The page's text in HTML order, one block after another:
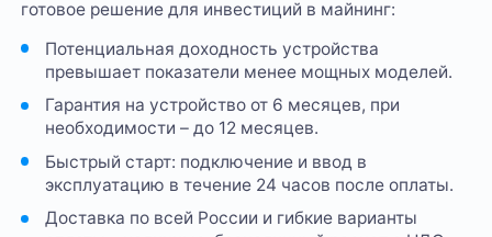
готовое решение для инвестиций в майнинг:
Потенциальная доходность устройства
превышает показатели менее мощных моделей.
Гарантия на устройство от 6 месяцев, при
необходимости – до 12 месяцев.
Быстрый старт: подключение и ввод в
эксплуатацию в течение 24 часов после оплаты.
Доставка по всей России и гибкие варианты